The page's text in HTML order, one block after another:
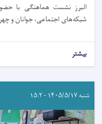
البرز نشست هماهنگی با
شبکه‌های اجتماعی، جوانان و
بیشتر
شنبه ۱۴۰۵/۵/۱۷ - ۱۵:۲